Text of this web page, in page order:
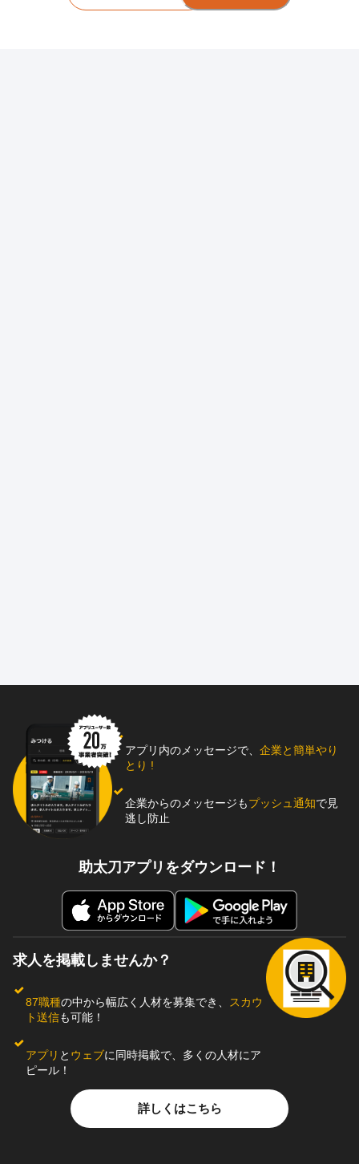
アプリ内のメッセージで、 企業と簡単やり
とり !
企業からのメッセージもプッシュ通知で見
逃し防止
助太刀アプリをダウンロード！
求人を掲載しませんか？
87職種の中から幅広く人材を募集でき、
スカウ
ト送信も可能！
アプリ と ウェブに同時掲載で、多くの人材にア
ピール！
詳しくはこちら